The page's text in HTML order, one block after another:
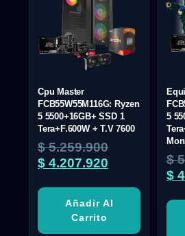
Cpu Master
FCB55W55M116G: Ryzen
5 5500+16GB+ SSD 1
Tera+F.600W + T.V 7600
$5.259.900
$ 4.207.920
Añadir Al
Carrito
5
$
$